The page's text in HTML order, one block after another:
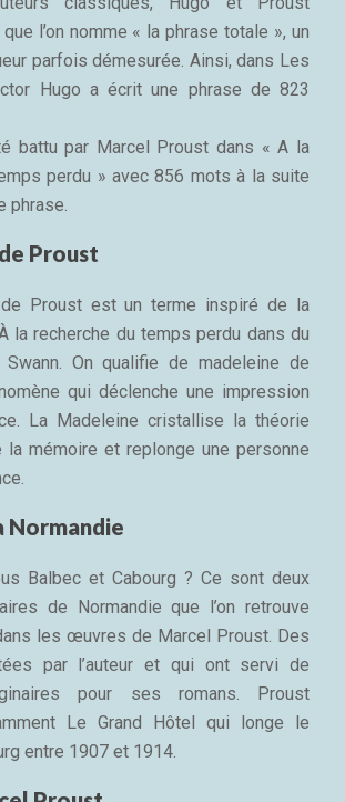
l’on nomme « la phrase totale », un
parfois démesurée. Ainsi, dans Les
Hugo a écrit une phrase de 823
battu par Marcel Proust dans « A la
perdu » avec 856 mots à la suite
phrase.
Proust
Proust est un terme inspiré de la
la recherche du temps perdu dans du
On qualifie de madeleine de
qui déclenche une impression
La Madeleine cristallise la théorie
la mémoire et replonge une personne
Normandie
Balbec et Cabourg ? Ce sont deux
de Normandie que l’on retrouve
les œuvres de Marcel Proust. Des
par l’auteur et qui ont servi de
pour ses romans. Proust
Le Grand Hôtel qui longe le
entre 1907 et 1914.